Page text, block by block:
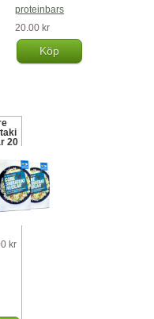
proteinbars
20.00 kr
Köp
20
kr